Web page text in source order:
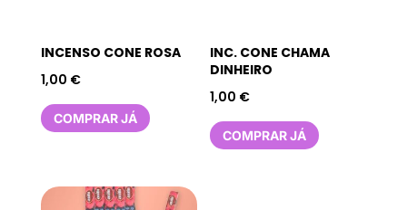
INCENSO CONE ROSA
1,00 €
COMPRAR JÁ
INC. CONE CHAMA
DINHEIRO
1,00 €
COMPRAR JÁ